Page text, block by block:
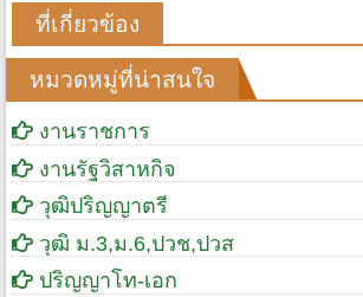
ที่เกี่ยวข้อง
หมวดหมู่ที่น่าสนใจ
งานราชการ
งานรัฐวิสาหกิจ
วุฒิปริญญาตรี
วุฒิ ม.3,ม.6,ปวช,ปวส
ปริญญาโท-เอก